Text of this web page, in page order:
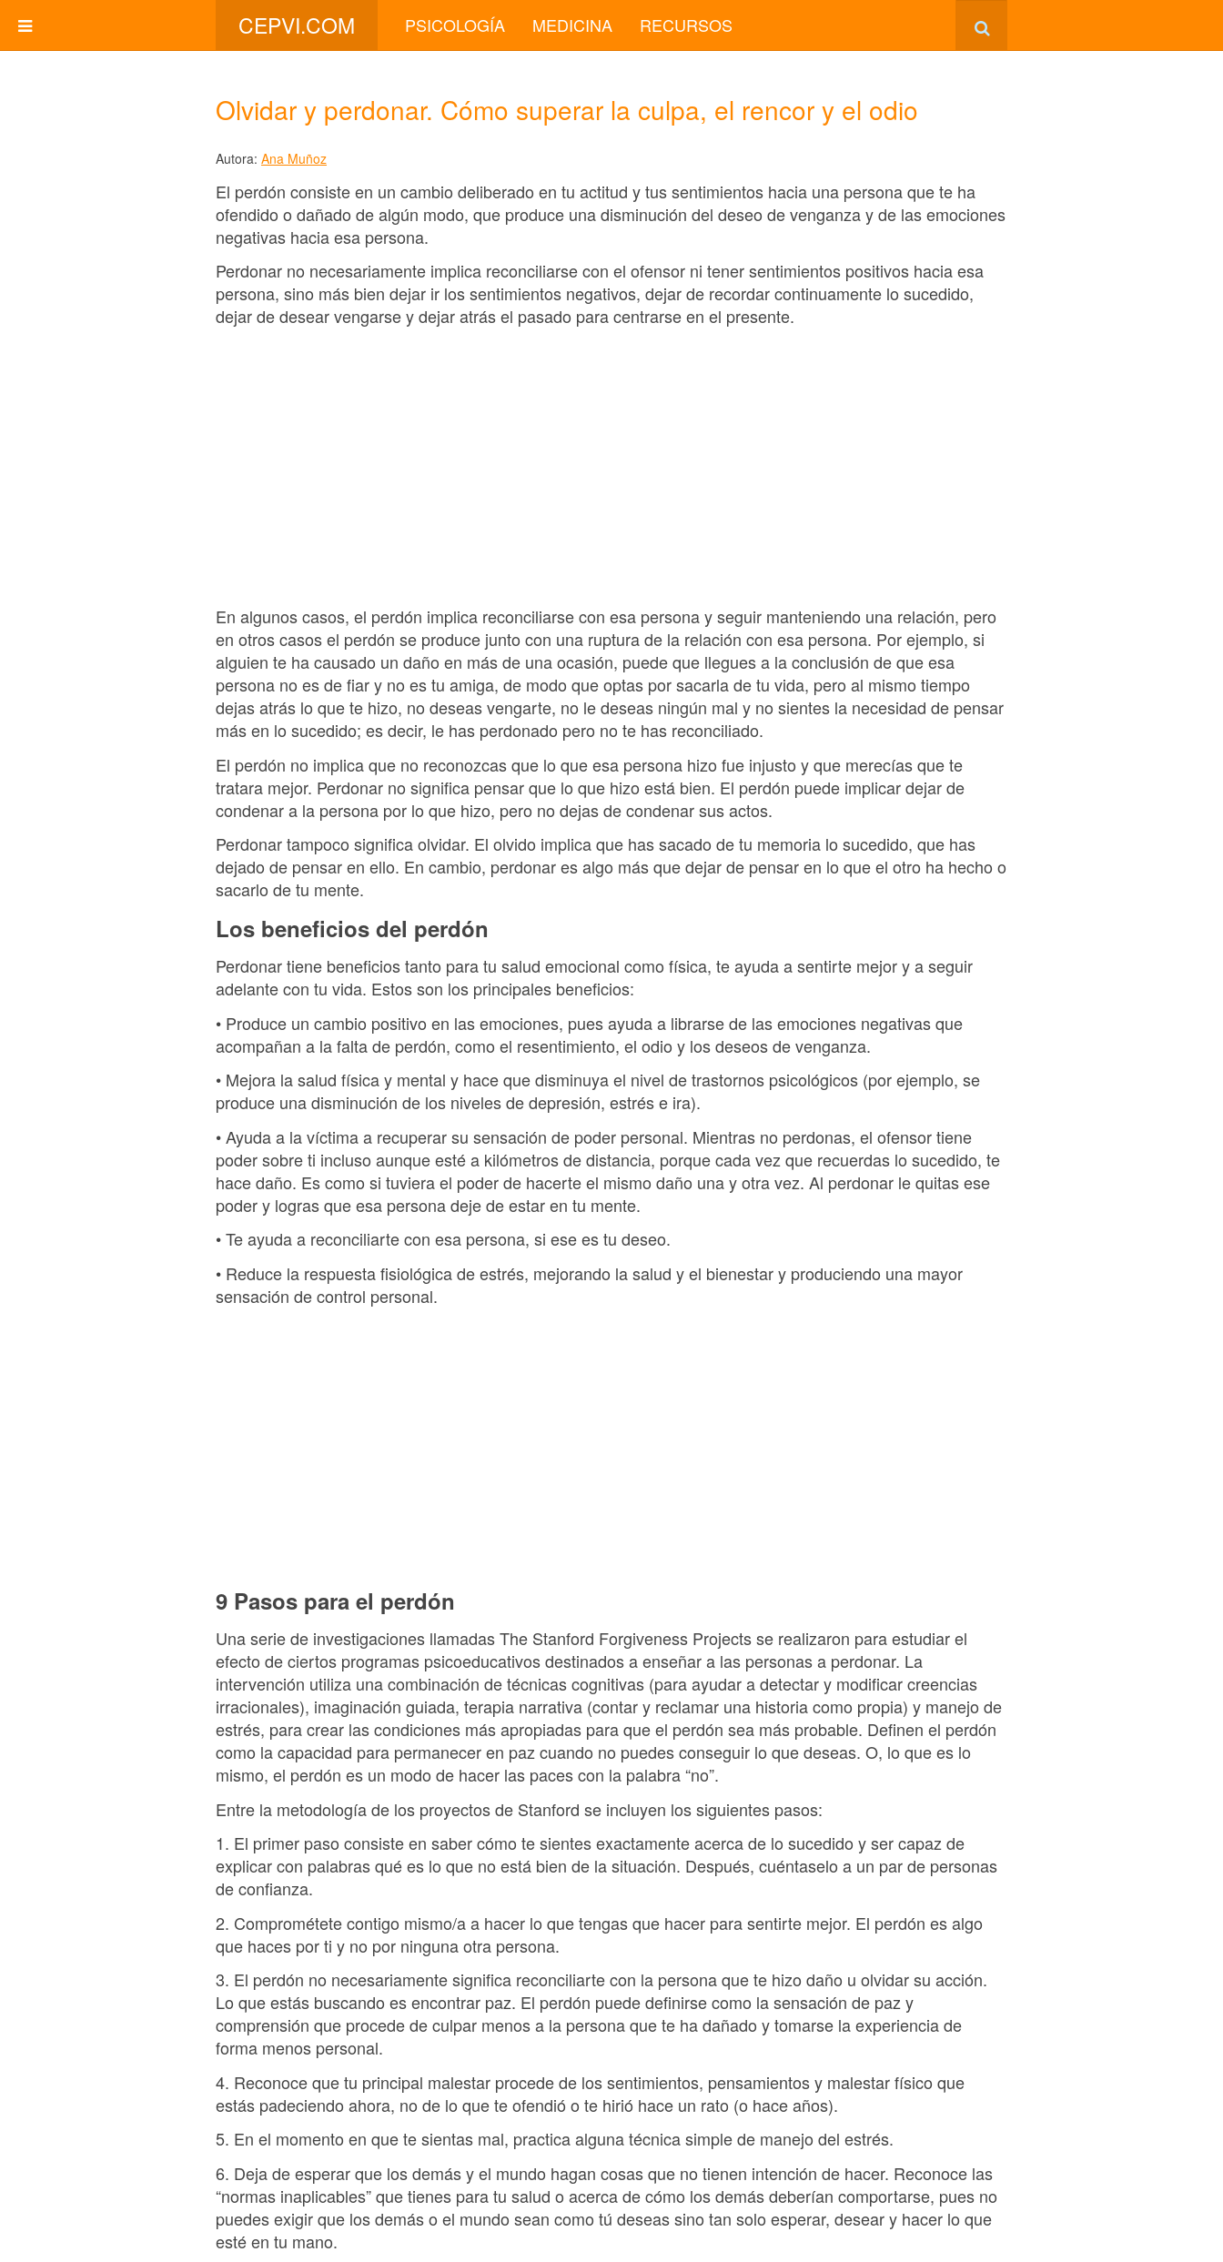
CEPVI.COM PSICOLOGÍA MEDICINA RECURSOS
Olvidar y perdonar. Cómo superar la culpa, el rencor y el odio
Autora: Ana Muñoz
El perdón consiste en un cambio deliberado en tu actitud y tus sentimientos hacia una persona que te ha
ofendido o dañado de algún modo, que produce una disminución del deseo de venganza y de las emociones
negativas hacia esa persona.
Perdonar no necesariamente implica reconciliarse con el ofensor ni tener sentimientos positivos hacia esa
persona, sino más bien dejar ir los sentimientos negativos, dejar de recordar continuamente lo sucedido,
dejar de desear vengarse y dejar atrás el pasado para centrarse en el presente.
En algunos casos, el perdón implica reconciliarse con esa persona y seguir manteniendo una relación, pero
en otros casos el perdón se produce junto con una ruptura de la relación con esa persona. Por ejemplo, si
alguien te ha causado un daño en más de una ocasión, puede que llegues a la conclusión de que esa
persona no es de fiar y no es tu amiga, de modo que optas por sacarla de tu vida, pero al mismo tiempo
dejas atrás lo que te hizo, no deseas vengarte, no le deseas ningún mal y no sientes la necesidad de pensar
más en lo sucedido; es decir, le has perdonado pero no te has reconciliado.
El perdón no implica que no reconozcas que lo que esa persona hizo fue injusto y que merecías que te
tratara mejor. Perdonar no significa pensar que lo que hizo está bien. El perdón puede implicar dejar de
condenar a la persona por lo que hizo, pero no dejas de condenar sus actos.
Perdonar tampoco significa olvidar. El olvido implica que has sacado de tu memoria lo sucedido, que has
dejado de pensar en ello. En cambio, perdonar es algo más que dejar de pensar en lo que el otro ha hecho o
sacarlo de tu mente.
Los beneficios del perdón
Perdonar tiene beneficios tanto para tu salud emocional como física, te ayuda a sentirte mejor y a seguir
adelante con tu vida. Estos son los principales beneficios:
• Produce un cambio positivo en las emociones, pues ayuda a librarse de las emociones negativas que
acompañan a la falta de perdón, como el resentimiento, el odio y los deseos de venganza.
• Mejora la salud física y mental y hace que disminuya el nivel de trastornos psicológicos (por ejemplo, se
produce una disminución de los niveles de depresión, estrés e ira).
• Ayuda a la víctima a recuperar su sensación de poder personal. Mientras no perdonas, el ofensor tiene
poder sobre ti incluso aunque esté a kilómetros de distancia, porque cada vez que recuerdas lo sucedido, te
hace daño. Es como si tuviera el poder de hacerte el mismo daño una y otra vez. Al perdonar le quitas ese
poder y logras que esa persona deje de estar en tu mente.
• Te ayuda a reconciliarte con esa persona, si ese es tu deseo.
• Reduce la respuesta fisiológica de estrés, mejorando la salud y el bienestar y produciendo una mayor
sensación de control personal.
9 Pasos para el perdón
Una serie de investigaciones llamadas The Stanford Forgiveness Projects se realizaron para estudiar el
efecto de ciertos programas psicoeducativos destinados a enseñar a las personas a perdonar. La
intervención utiliza una combinación de técnicas cognitivas (para ayudar a detectar y modificar creencias
irracionales), imaginación guiada, terapia narrativa (contar y reclamar una historia como propia) y manejo de
estrés, para crear las condiciones más apropiadas para que el perdón sea más probable. Definen el perdón
como la capacidad para permanecer en paz cuando no puedes conseguir lo que deseas. O, lo que es lo
mismo, el perdón es un modo de hacer las paces con la palabra “no”.
Entre la metodología de los proyectos de Stanford se incluyen los siguientes pasos:
1. El primer paso consiste en saber cómo te sientes exactamente acerca de lo sucedido y ser capaz de
explicar con palabras qué es lo que no está bien de la situación. Después, cuéntaselo a un par de personas
de confianza.
2. Comprométete contigo mismo/a a hacer lo que tengas que hacer para sentirte mejor. El perdón es algo
que haces por ti y no por ninguna otra persona.
3. El perdón no necesariamente significa reconciliarte con la persona que te hizo daño u olvidar su acción.
Lo que estás buscando es encontrar paz. El perdón puede definirse como la sensación de paz y
comprensión que procede de culpar menos a la persona que te ha dañado y tomarse la experiencia de
forma menos personal.
4. Reconoce que tu principal malestar procede de los sentimientos, pensamientos y malestar físico que
estás padeciendo ahora, no de lo que te ofendió o te hirió hace un rato (o hace años).
5. En el momento en que te sientas mal, practica alguna técnica simple de manejo del estrés.
6. Deja de esperar que los demás y el mundo hagan cosas que no tienen intención de hacer. Reconoce las
“normas inaplicables” que tienes para tu salud o acerca de cómo los demás deberían comportarse, pues no
puedes exigir que los demás o el mundo sean como tú deseas sino tan solo esperar, desear y hacer lo que
esté en tu mano.